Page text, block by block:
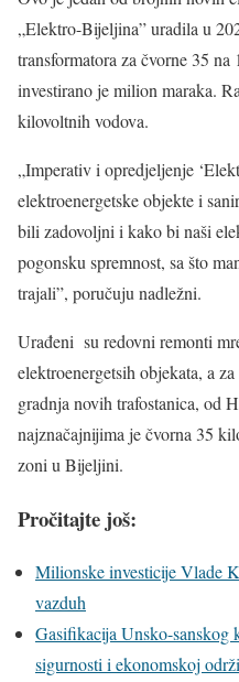
„Elektro-Bijeljina” uradila u
transformatora za čvorne 35
investirano je milion maraka.
kilovoltnih vodova.
„Imperativ i opredjeljenje
elektroenergetske objekte i
bili zadovoljni i kako bi naši
pogonsku spremnost, sa što
trajali”, poručuju nadležni.
Urađeni su redovni remonti
elektroenergetsih objekata, a
gradnja novih trafostanica, od
najznačajnijima je čvorna 35
zoni u Bijeljini.
Pročitajte još:
Milionske investicije Vlade
vazduh
Gasifikacija Unsko-sanskog
sigurnosti i ekonomskoj